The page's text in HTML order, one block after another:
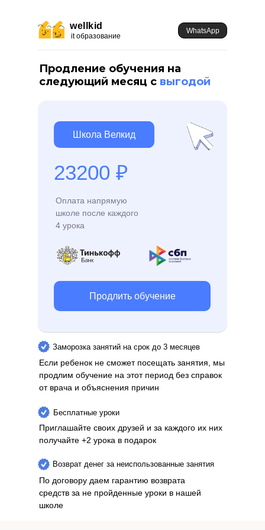
WhatsApp
it образование
wellkid
Школа Велкид
23200 ₽
Оплата напрямую
школе после каждого
4 урока
Продлить обучение
Продление обучения на
следующий месяц с выгодой
Если ребенок не сможет посещать занятия, мы
продлим обучение на этот период без справок
от врача и объяснения причин
Заморозка занятий на срок до 3 месяцев
По договору даем гарантию возврата
средств за не пройденные уроки в нашей
школе
Возврат денег за неиспользованные занятия
Приглашайте своих друзей и за каждого их них
получайте +2 урока в подарок
Бесплатные уроки